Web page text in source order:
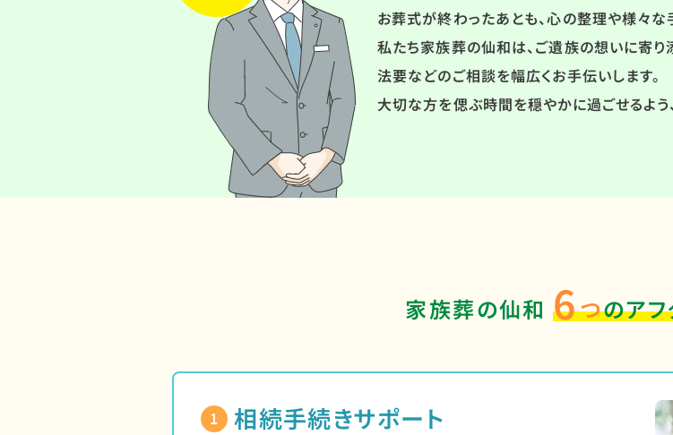
お葬式が終わったあとも、心の整理や様々な
私たち家族葬の仙和は、ご遺族の想いに寄
法要などのご相談を幅広くお手伝いします。
大切な方を偲ぶ時間を穏やかに過ごせるよう
家族葬の仙和6つのア
1 相続手続きサポート